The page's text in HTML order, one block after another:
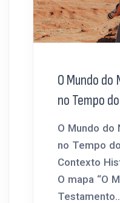
O Mundo
no Tempo
O Mundo do
no Tempo
Contexto
O mapa “O